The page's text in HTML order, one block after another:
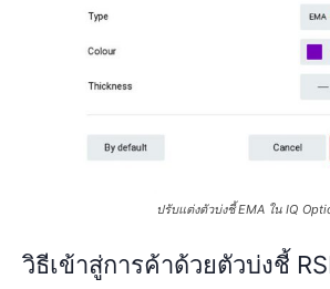
ปรับแต่งตัวบ่งชี้ EMA ใน IQ
วิธีเข้าสู่การค้าด้วยตัวบ่งชี้